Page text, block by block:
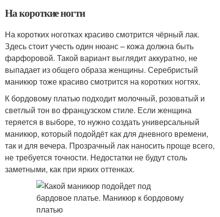
На короткие ногти
На коротких ноготках красиво смотрится чёрный лак.
Здесь стоит учесть один нюанс – кожа должна быть
фарфоровой. Такой вариант выглядит аккуратно, не
выпадает из общего образа женщины. Серебристый
маникюр тоже красиво смотрится на коротких ногтях.
К бордовому платью подходит молочный, розоватый и
светлый тон во французском стиле. Если женщина
теряется в выборе, то нужно создать универсальный
маникюр, который подойдёт как для дневного времени,
так и для вечера. Прозрачный лак наносить проще всего,
не требуется точности. Недостатки не будут столь
заметными, как при ярких оттенках.